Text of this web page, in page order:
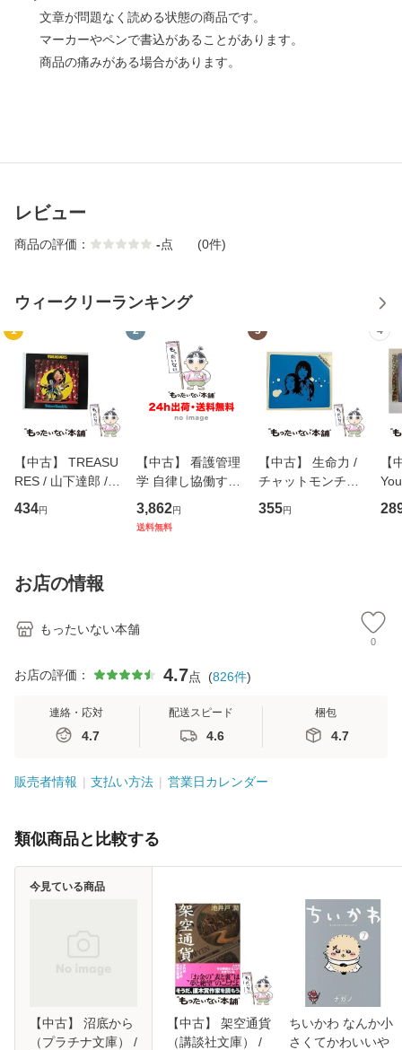
文章が問題なく読める状態の商品です。
マーカーやペンで書込があることがあります。
商品の痛みがある場合があります。
レビュー
商品の評価： -点 (0件)
ウィークリーランキング
1
【中古】 TREASU
RES / 山下達郎 /
イーストウエス
ト・ジャパン [CD]
434円
2
【中古】 看護管理
学 自律し協働する
専門職の看護マネ
ジメントスキル 改
3,862円
送料無料
3
【中古】 生命力 /
チャットモンチー /
キューンレコード
[CD]【メール便送
355円
4
【
のが
お店の情報
もったいない本舗
0
お店の評価： 4.7点 (826件)
連絡・応対
4.7
配送スピード
4.6
梱包
4.7
販売者情報 支払い方法 営業日カレンダー
類似商品と比較する
【中古】 沼底から
（プラチナ文庫） /
今見ている商品
【中古】 架空通貨
（講談社文庫） /
ちいかわ なんか小
さくてかわいいや